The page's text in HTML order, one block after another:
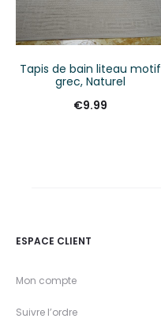
Tapis de bain liteau motif
grec, Naturel
€9.99
ESPACE CLIENT
Mon compte
Suivre l’ordre